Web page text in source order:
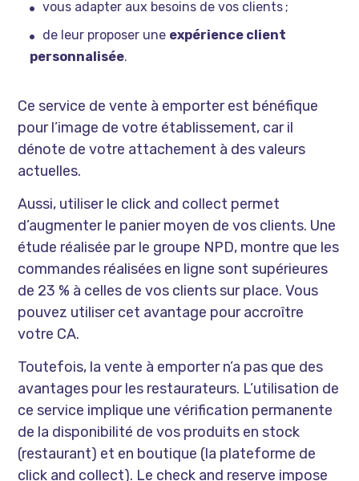
vous adapter aux besoins de vos clients ;
de leur proposer une expérience client
personnalisée.
Ce service de vente à emporter est bénéfique
pour l’image de votre établissement, car il
dénote de votre attachement à des valeurs
actuelles.
Aussi, utiliser le click and collect permet
d’augmenter le panier moyen de vos clients. Une
étude réalisée par le groupe NPD, montre que les
commandes réalisées en ligne sont supérieures
de 23 % à celles de vos clients sur place. Vous
pouvez utiliser cet avantage pour accroître
votre CA.
Toutefois, la vente à emporter n’a pas que des
avantages pour les restaurateurs. L’utilisation de
ce service implique une vérification permanente
de la disponibilité de vos produits en stock
(restaurant) et en boutique (la plateforme de
click and collect). Le check and reserve impose